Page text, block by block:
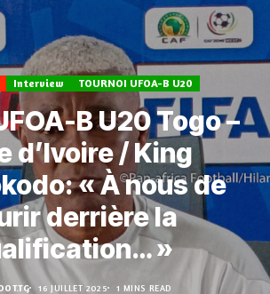
Interview TOURNOI UFOA-B U20
B U20 Togo –
d’Ivoire / King
« À nous de
derrière la
»
16 JUILLET 2025 1 MINS READ